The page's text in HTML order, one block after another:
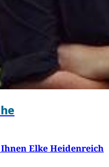
Elke Heidenreich